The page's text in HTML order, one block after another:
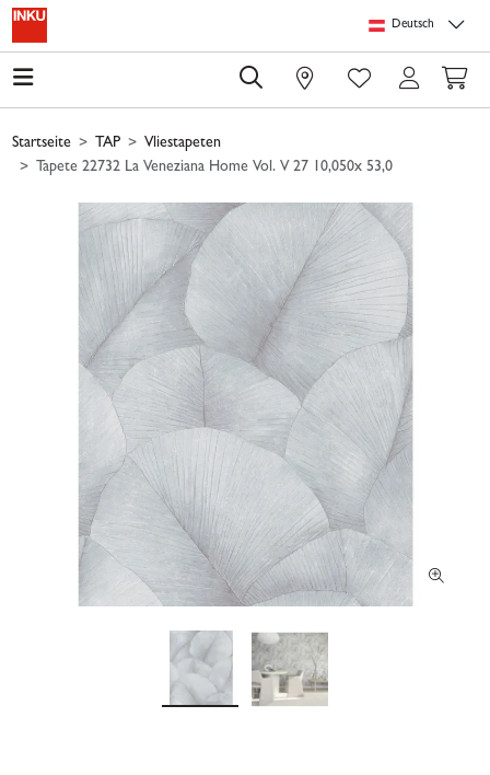
Springe zu Hauptinhalt
Deutsch
0
Startseite TAP
Vliestapeten
Tapete 22732 La Veneziana Home Vol. V 27 10,050x 53,0